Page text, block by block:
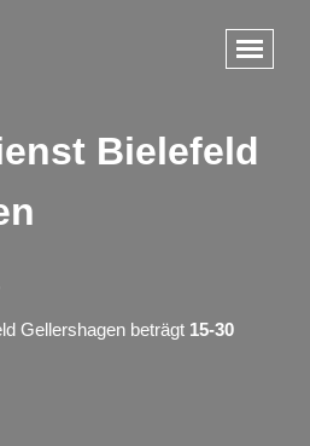
Bielefeld
Gellershagen beträgt 15-30